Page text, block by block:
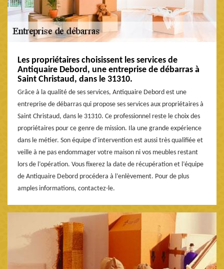
Les propriétaires choisissent les services de
Antiquaire Debord, une entreprise de débarras à
Saint Christaud, dans le 31310.
Grâce à la qualité de ses services, Antiquaire Debord est une
entreprise de débarras qui propose ses services aux propriétaires à
Saint Christaud, dans le 31310. Ce professionnel reste le choix des
propriétaires pour ce genre de mission. Ila une grande expérience
dans le métier. Son équipe d’intervention est aussi très qualifiée et
veille à ne pas endommager votre maison ni vos meubles restant
lors de l’opération. Vous fixerez la date de récupération et l’équipe
de Antiquaire Debord procédera à l’enlèvement. Pour de plus
amples informations, contactez-le.